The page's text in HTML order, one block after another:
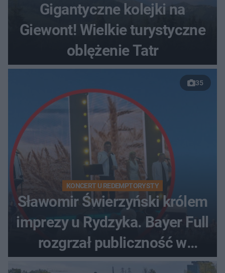
Gigantyczne kolejki na
Giewont! Wielkie turystyczne
oblężenie Tatr
35
KONCERT U REDEMPTORYSTY
Sławomir Świerzyński królem
imprezy u Rydzyka. Bayer Full
rozgrzał publiczność w
Toruniu